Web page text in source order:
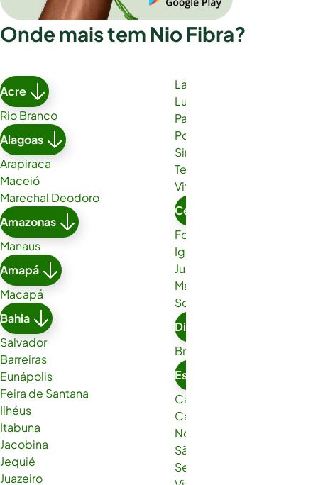
Onde mais tem Nio Fibra?
Acre
Rio Branco
Alagoas
Arapiraca
Maceió
Marechal Deodoro
Amazonas
Manaus
Amapá
Macapá
Bahia
Salvador
Barreiras
Eunápolis
Feira de Santana
Ilhéus
Itabuna
Jacobina
Jequié
Juazeiro
Lauro de Freitas
Luís Eduardo Magalhães
Paulo Afonso
Porto Seguro
Simões Filho
Teixeira de Freitas
Vitória da Conquista
Ceará
Fortaleza
Iguatu
Juazeiro do Norte
Maracanaú
Sobral
Distrito Federal
Brasília
Espírito Santo
Cachoeiro de Itapemirim
Cariacica
Nova Venécia
São Gabriel da Palha
Serra